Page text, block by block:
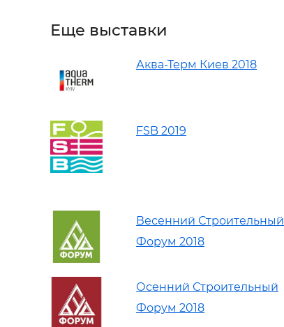
Еще выставки
Аква-Терм Киев 2018
FSB 2019
Весенний Строительный
Форум 2018
Осенний Строительный
Форум 2018